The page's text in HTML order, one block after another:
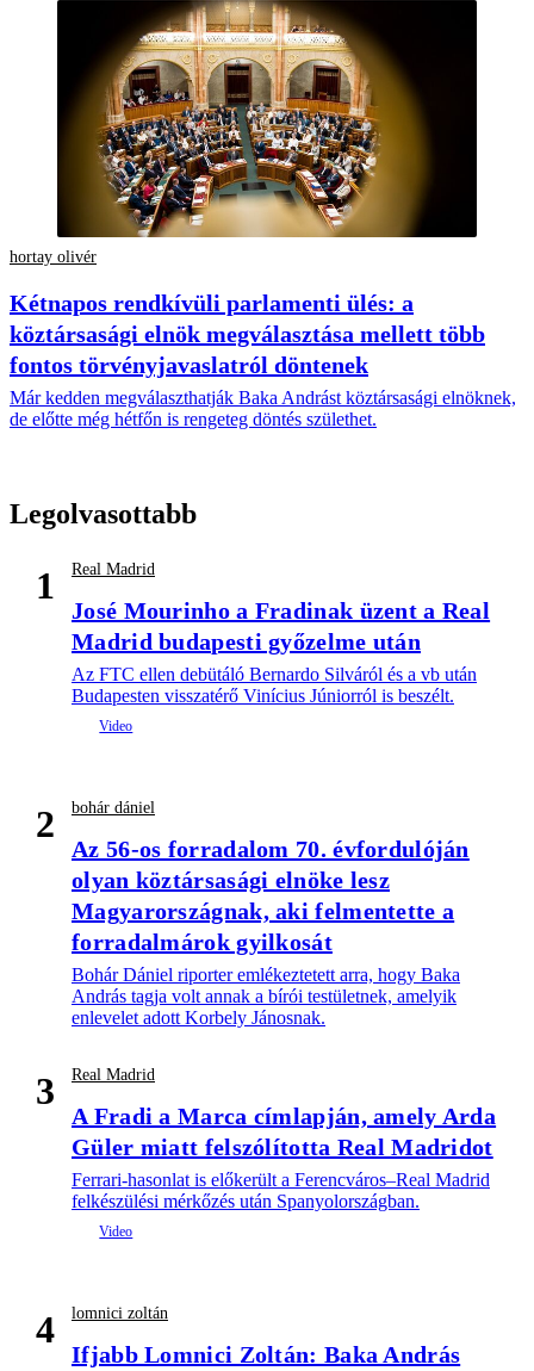
hortay olivér
Kétnapos rendkívüli parlamenti ülés: a
köztársasági elnök megválasztása mellett több
fontos törvényjavaslatról döntenek
Már kedden megválaszthatják Baka Andrást köztársasági elnöknek,
de előtte még hétfőn is rengeteg döntés születhet.
Legolvasottabb
1 Real Madrid
José Mourinho a Fradinak üzent a Real
Madrid budapesti győzelme után
Az FTC ellen debütáló Bernardo Silváról és a vb után
Budapesten visszatérő Vinícius Júniorról is beszélt.
2 bohár dániel
Az 56-os forradalom 70. évfordulóján
olyan köztársasági elnöke lesz
Magyarországnak, aki felmentette a
forradalmárok gyilkosát
Bohár Dániel riporter emlékeztetett arra, hogy Baka
András tagja volt annak a bírói testületnek, amelyik
enlevelet adott Korbely Jánosnak.
3 Real Madrid
A Fradi a Marca címlapján, amely Arda
Güler miatt felszólította Real Madridot
Ferrari-hasonlat is előkerült a Ferencváros–Real Madrid
felkészülési mérkőzés után Spanyolországban.
4 lomnici zoltán
Ifjabb Lomnici Zoltán: Baka András